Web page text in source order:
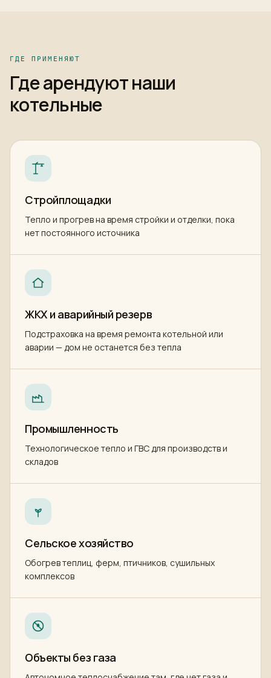
ГДЕ ПРИМЕНЯЮТ
Где арендуют наши
котельные
Стройплощадки
Тепло и прогрев на время стройки и отделки, пока
нет постоянного источника
ЖКХ и аварийный резерв
Подстраховка на время ремонта котельной или
аварии — дом не останется без тепла
Промышленность
Технологическое тепло и ГВС для производств и
складов
Сельское хозяйство
Обогрев теплиц, ферм, птичников, сушильных
комплексов
Объекты без газа